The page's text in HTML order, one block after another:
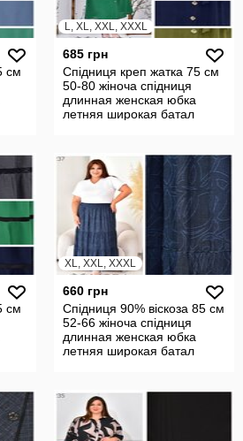
см
L, XL, XXL, XXXL
685 грн
Спідниця креп жатка 75 см
50-80 жіноча спідниця
длинная женская юбка
летняя широкая батал
см
XL, XXL, XXXL
660 грн
Спідниця 90% віскоза 85 см
52-66 жіноча спідниця
длинная женская юбка
летняя широкая батал